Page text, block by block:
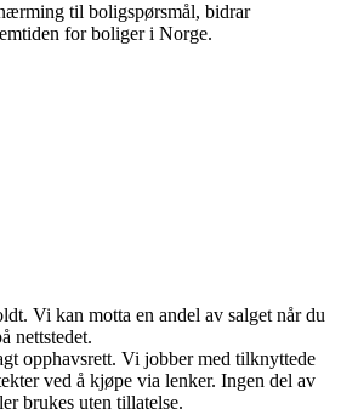
til boligspørsmål, bidrar
for boliger i Norge.
Vi kan motta en andel av salget når du
nettstedet.
opphavsrett. Vi jobber med tilknyttede
ved å kjøpe via lenker. Ingen del av
brukes uten tillatelse.